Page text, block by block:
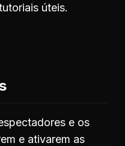
úteis.
e os
e ativarem as